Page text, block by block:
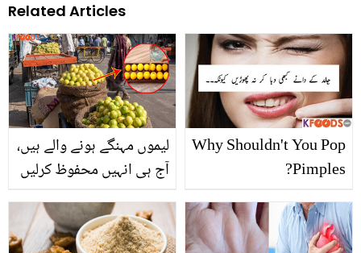
Related Articles
لیموں مہنگے ہونے والے ہیں،
آج ہی انہیں محفوظ کرلیں
لیموں کو خراب ہوئے بغیر
کیسے محفوظ رکھا جاسکتا
Why Shouldn't You Pop
Pimples?